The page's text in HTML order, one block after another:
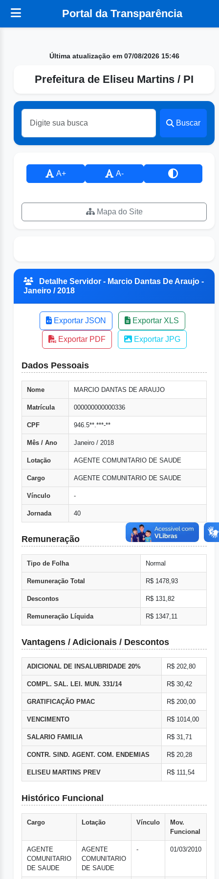
Portal da Transparência
Última atualização em 07/08/2026 15:46
Prefeitura de Eliseu Martins / PI
Buscar
A+ A-
Mapa do Site
Detalhe Servidor - Marcio Dantas De Araujo -
Janeiro / 2018
Exportar JSON Exportar XLS
Exportar PDF Exportar JPG
Dados Pessoais
Nome MARCIO DANTAS DE ARAUJO
Matrícula 000000000000336
CPF 946.5**.***-**
Mês / Ano Janeiro / 2018
Lotação AGENTE COMUNITARIO DE SAUDE
Cargo AGENTE COMUNITARIO DE SAUDE
Vínculo -
Jornada 40
Remuneração
Tipo de Folha Normal
Remuneração Total R$ 1478,93
Descontos R$ 131,82
Remuneração Líquida R$ 1347,11
Vantagens / Adicionais / Descontos
ADICIONAL DE INSALUBRIDADE 20% R$ 202,80
COMPL. SAL. LEI. MUN. 331/14 R$ 30,42
GRATIFICAÇÃO PMAC R$ 200,00
VENCIMENTO R$ 1014,00
SALARIO FAMILIA R$ 31,71
CONTR. SIND. AGENT. COM. ENDEMIAS R$ 20,28
ELISEU MARTINS PREV R$ 111,54
Histórico Funcional
Cargo Lotação Vínculo
Mov.
Funcional
AGENTE
COMUNITARIO
DE SAUDE
AGENTE
COMUNITARIO
DE SAUDE
- 01/03/2010